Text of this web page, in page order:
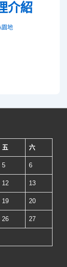
介紹
園地
五 六
5 6
12 13
19 20
26 27